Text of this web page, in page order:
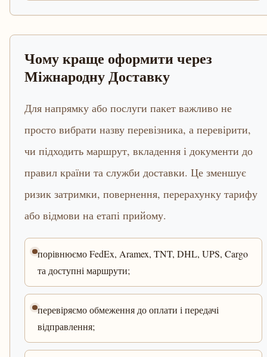
Чому краще оформити через
Міжнародну Доставку
Для напрямку або послуги пакет важливо не
просто вибрати назву перевізника, а перевірити,
чи підходить маршрут, вкладення і документи до
правил країни та служби доставки. Це зменшує
ризик затримки, повернення, перерахунку тарифу
або відмови на етапі прийому.
порівнюємо FedEx, Aramex, TNT, DHL, UPS, Cargo
та доступні маршрути;
перевіряємо обмеження до оплати і передачі
відправлення;